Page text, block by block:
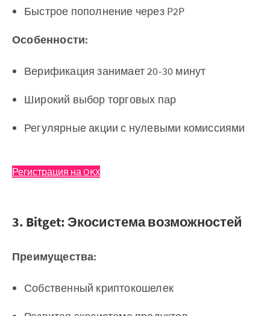
Быстрое пополнение через P2P
Особенности:
Верификация занимает 20-30 минут
Широкий выбор торговых пар
Регулярные акции с нулевыми комиссиями
Регистрация на OKX
3. Bitget: Экосистема возможностей
Преимущества:
Собственный криптокошелек